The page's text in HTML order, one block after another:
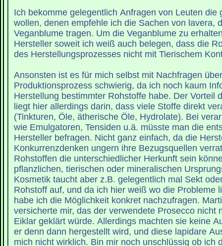
Ich bekomme gelegentlich Anfragen von Leuten die
wollen, denen empfehle ich die Sachen von lavera,
Veganblume tragen. Um die Veganblume zu
Hersteller soweit ich weiß auch belegen, dass die
des Herstellungsprozesses nicht mit Tierischem
Ansonsten ist es für mich selbst mit Nachfragen
Produktionsprozess schwierig, da ich noch kaum
Herstellung bestimmter Rohstoffe habe. Der Vorteil
liegt hier allerdings darin, dass viele Stoffe direkt
(Tinkturen, Öle, ätherische Öle, Hydrolate). Bei
wie Emulgatoren, Tensiden u.ä. müsste man die
Hersteller befragen. Nicht ganz einfach, da die
Konkurrenzdenken ungern ihre Bezugsquellen
Rohstoffen die unterschiedlicher Herkunft sein
pflanzlichen, tierischen oder mineralischen
Kosmetik taucht aber z.B. gelegentlich mal Sekt
Rohstoff auf, und da ich hier weiß wo die Probleme
habe ich die Möglichkeit konkret nachzufragen.
versicherte mir, das der verwendete Prosecco nicht
Eiklar geklärt würde. Allerdings machten sie keine
er denn dann hergestellt wird, und diese lapidare
mich nicht wirklich. Bin mir noch unschlüssig ob ich